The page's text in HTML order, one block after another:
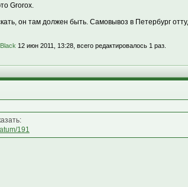
Grorox.
он там должен быть. Самовывоз в Петербург
12 июн 2011, 13:28, всего редактировалось 1 раз.
191